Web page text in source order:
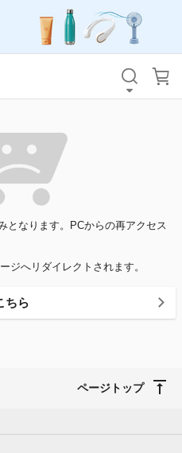
となります。PCからの再アクセス
ジへリダイレクトされます。
ちら
ページトップ